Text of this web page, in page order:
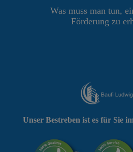
Was muss man tun,
Förderung zu
Unser Bestreben ist es für Sie